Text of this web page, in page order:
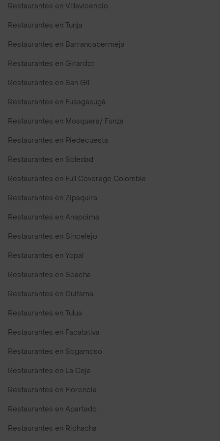
Restaurantes en Villavicencio
Restaurantes en Tunja
Restaurantes en Barrancabermeja
Restaurantes en Girardot
Restaurantes en San Gil
Restaurantes en Fusagasugá
Restaurantes en Mosquera/ Funza
Restaurantes en Piedecuesta
Restaurantes en Soledad
Restaurantes en Full Coverage Colombia
Restaurantes en Zipaquira
Restaurantes en Anapoima
Restaurantes en Sincelejo
Restaurantes en Yopal
Restaurantes en Soacha
Restaurantes en Duitama
Restaurantes en Tulua
Restaurantes en Facatativa
Restaurantes en Sogamoso
Restaurantes en La Ceja
Restaurantes en Florencia
Restaurantes en Apartado
Restaurantes en Riohacha